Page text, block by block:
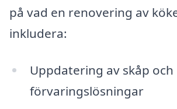
på vad en renovering av
inkludera:
Uppdatering av skåp och
förvaringslösningar